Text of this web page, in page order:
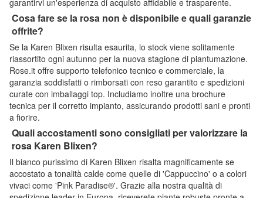
Cosa fare se la rosa non è disponibile e quali garanzie
offrite?
Se la Karen Blixen risulta esaurita, lo stock viene solitamente
riassortito ogni autunno per la nuova stagione di piantumazione.
Rose.it offre supporto telefonico tecnico e commerciale, la
garanzia soddisfatti o rimborsati con reso garantito e spedizioni
curate con imballaggi top. Includiamo inoltre una brochure
tecnica per il corretto impianto, assicurando prodotti sani e pronti
a fiorire.
Quali accostamenti sono consigliati per valorizzare la
rosa Karen Blixen?
Il bianco purissimo di Karen Blixen risalta magnificamente se
accostato a tonalità calde come quelle di 'Cappuccino' o a colori
vivaci come 'Pink Paradise®'. Grazie alla nostra qualità di